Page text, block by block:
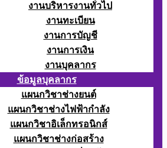
งานบริหารงานทั่วไป
งานทะเบียน
งานการบัญชี
งานการเงิน
งานบุคลากร
ข้อมูลบุคลากร
แผนกวิชาช่างยนต์
แผนกวิชาช่างไฟฟ้ากำลัง
แผนกวิชาอิเล็กทรอนิกส์
แผนกวิชาช่างก่อสร้าง